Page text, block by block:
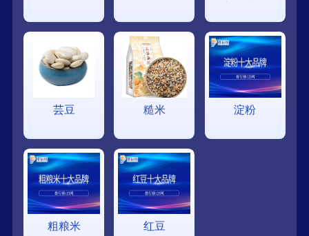
芸豆 糙米 淀粉
粗粮米 红豆